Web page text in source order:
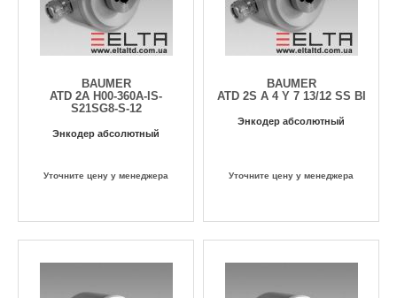
BAUMER
ATD 2A H00-360A-IS-
S21SG8-S-12
Энкодер абсолютный
Уточните цену у менеджера
BAUMER
ATD 2S A 4 Y 7 13/12 SS BI
Энкодер абсолютный
Уточните цену у менеджера